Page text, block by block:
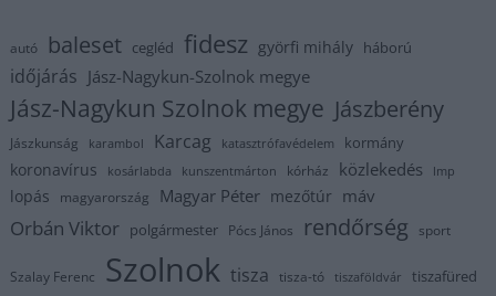
autó baleset cegléd fidesz györfi mihály háború
időjárás Jász-Nagykun-Szolnok megye
Jász-Nagykun Szolnok megye Jászberény
Jászkunság karambol Karcag katasztrófavédelem kormány
koronavírus kosárlabda kunszentmárton kórház közlekedés lmp
lopás magyarország Magyar Péter mezőtúr máv
Orbán Viktor polgármester Pócs János rendőrség sport
Szalay Ferenc Szolnok tisza tisza-tó tiszaföldvár tiszafüred